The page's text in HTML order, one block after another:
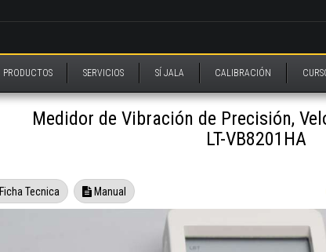
PRODUCTOS SERVICIOS SÍ JALA CALIBRACIÓN
Medidor de Vibración de Precisión,
LT-VB8201HA
Ficha Tecnica Manual